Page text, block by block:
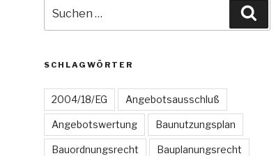
nach:
SCHLAGWÖRTER
2004/18/EG Angebotsausschluß
Angebotswertung Baunutzungsplan
Bauordnungsrecht Bauplanungsrecht